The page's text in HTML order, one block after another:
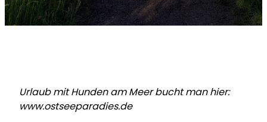
Urlaub mit Hunden am Meer bucht man hier:
www.ostseeparadies.de